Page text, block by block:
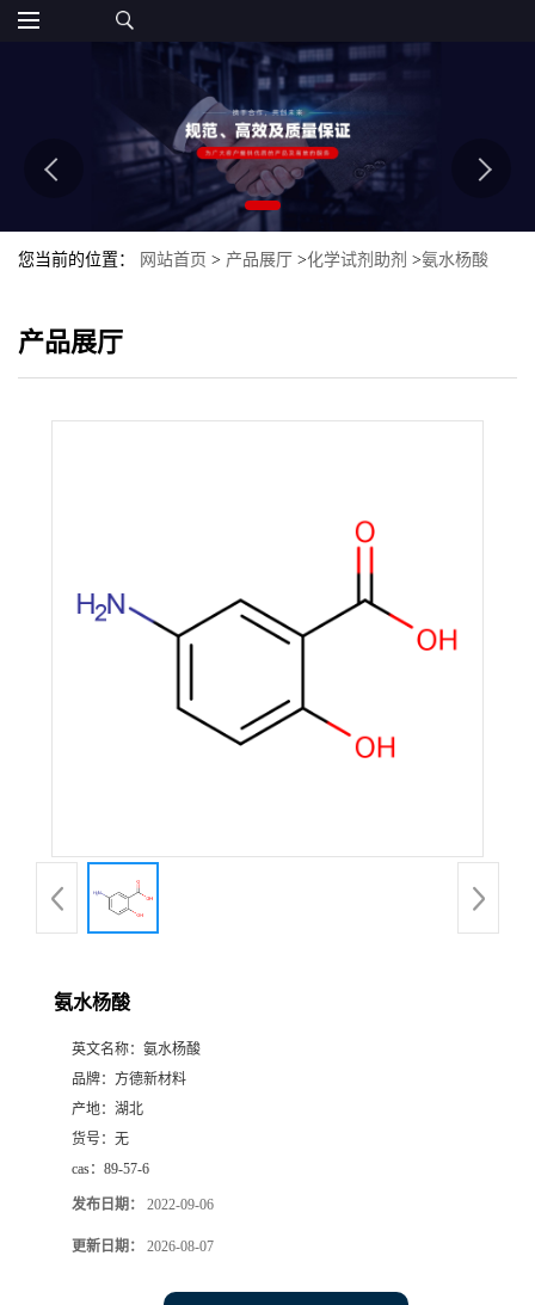
您当前的位置： 网站首页 > 产品展厅 >化学试剂助剂 >氨水杨酸
产品展厅
氨水杨酸
英文名称： 氨水杨酸
品牌： 方德新材料
产地： 湖北
货号： 无
cas： 89-57-6
发布日期： 2022-09-06
更新日期： 2026-08-07